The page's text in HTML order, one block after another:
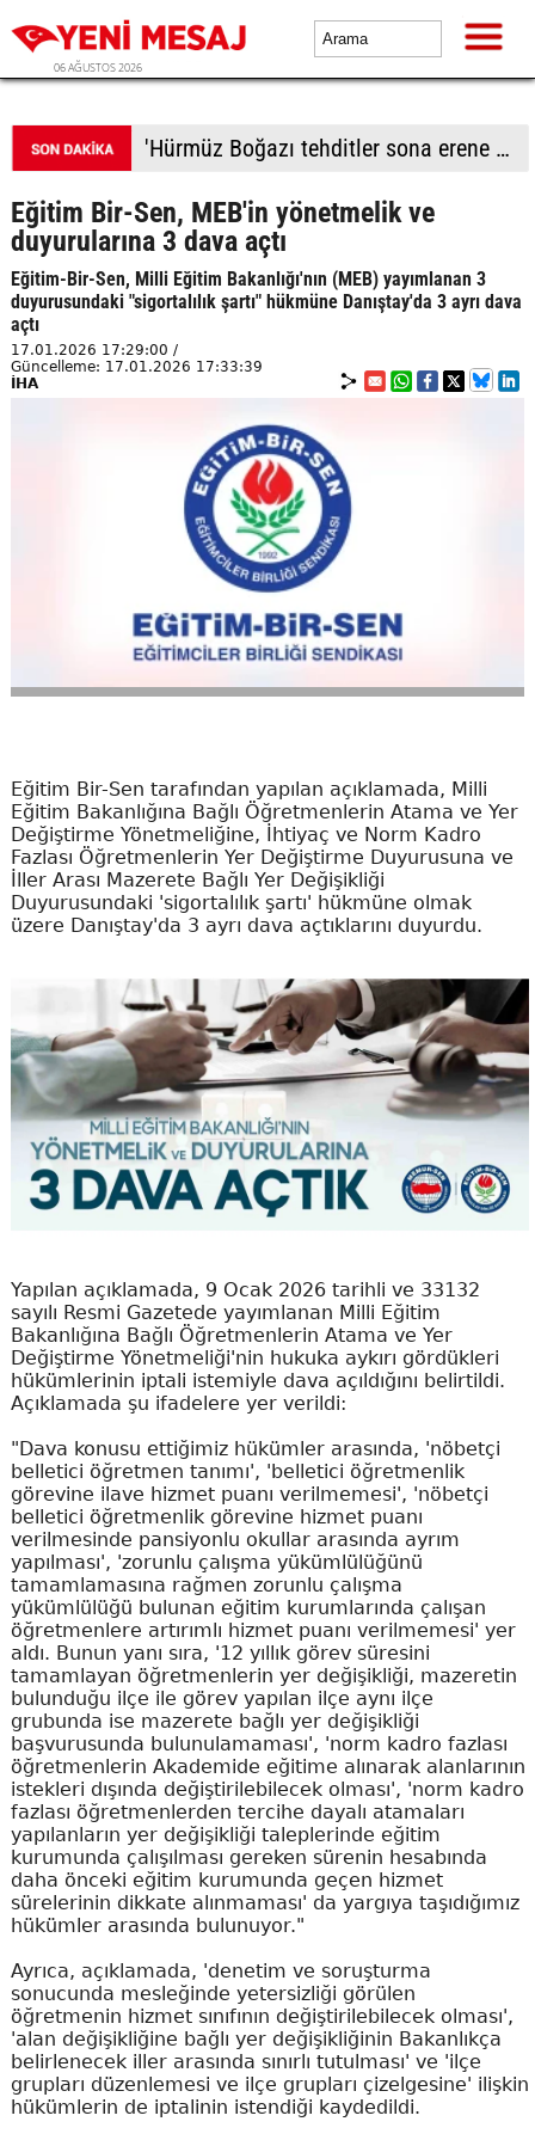
06 AĞUSTOS 2026
'Hürmüz Boğazı tehditler sona erene kadar kapalı kalacak'
Eğitim Bir-Sen, MEB'in yönetmelik ve
duyurularına 3 dava açtı
Eğitim-Bir-Sen, Milli Eğitim Bakanlığı'nın (MEB) yayımlanan 3
duyurusundaki "sigortalılık şartı" hükmüne Danıştay'da 3 ayrı dava
açtı
17.01.2026 17:29:00 /
Güncelleme: 17.01.2026 17:33:39
İHA
Eğitim Bir-Sen tarafından yapılan açıklamada, Milli
Eğitim Bakanlığına Bağlı Öğretmenlerin Atama ve Yer
Değiştirme Yönetmeliğine, İhtiyaç ve Norm Kadro
Fazlası Öğretmenlerin Yer Değiştirme Duyurusuna ve
İller Arası Mazerete Bağlı Yer Değişikliği
Duyurusundaki 'sigortalılık şartı' hükmüne olmak
üzere Danıştay'da 3 ayrı dava açtıklarını duyurdu.
Yapılan açıklamada, 9 Ocak 2026 tarihli ve 33132
sayılı Resmi Gazetede yayımlanan Milli Eğitim
Bakanlığına Bağlı Öğretmenlerin Atama ve Yer
Değiştirme Yönetmeliği'nin hukuka aykırı gördükleri
hükümlerinin iptali istemiyle dava açıldığını belirtildi.
Açıklamada şu ifadelere yer verildi:
"Dava konusu ettiğimiz hükümler arasında, 'nöbetçi
belletici öğretmen tanımı', 'belletici öğretmenlik
görevine ilave hizmet puanı verilmemesi', 'nöbetçi
belletici öğretmenlik görevine hizmet puanı
verilmesinde pansiyonlu okullar arasında ayrım
yapılması', 'zorunlu çalışma yükümlülüğünü
tamamlamasına rağmen zorunlu çalışma
yükümlülüğü bulunan eğitim kurumlarında çalışan
öğretmenlere artırımlı hizmet puanı verilmemesi' yer
aldı. Bunun yanı sıra, '12 yıllık görev süresini
tamamlayan öğretmenlerin yer değişikliği, mazeretin
bulunduğu ilçe ile görev yapılan ilçe aynı ilçe
grubunda ise mazerete bağlı yer değişikliği
başvurusunda bulunulamaması', 'norm kadro fazlası
öğretmenlerin Akademide eğitime alınarak alanlarının
istekleri dışında değiştirilebilecek olması', 'norm kadro
fazlası öğretmenlerden tercihe dayalı atamaları
yapılanların yer değişikliği taleplerinde eğitim
kurumunda çalışılması gereken sürenin hesabında
daha önceki eğitim kurumunda geçen hizmet
sürelerinin dikkate alınmaması' da yargıya taşıdığımız
hükümler arasında bulunuyor."
Ayrıca, açıklamada, 'denetim ve soruşturma
sonucunda mesleğinde yetersizliği görülen
öğretmenin hizmet sınıfının değiştirilebilecek olması',
'alan değişikliğine bağlı yer değişikliğinin Bakanlıkça
belirlenecek iller arasında sınırlı tutulması' ve 'ilçe
grupları düzenlemesi ve ilçe grupları çizelgesine' ilişkin
hükümlerin de iptalinin istendiği kaydedildi.